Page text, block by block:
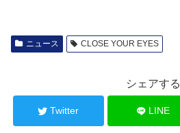
ニュース CLOSE YOUR EYES
シェアする
Twitter LINE